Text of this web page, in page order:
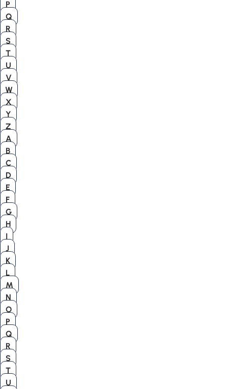
P
Q
R
S
T
U
V
W
X
Y
Z
A
B
C
D
E
F
G
H
I
J
K
L
M
N
O
P
Q
R
S
T
U